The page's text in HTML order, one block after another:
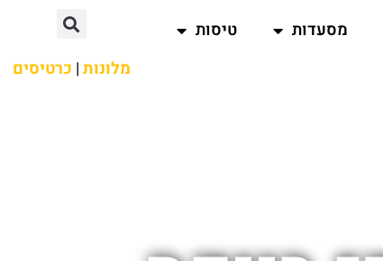
מסעדות
טיסות
מלונות| כרטיסים